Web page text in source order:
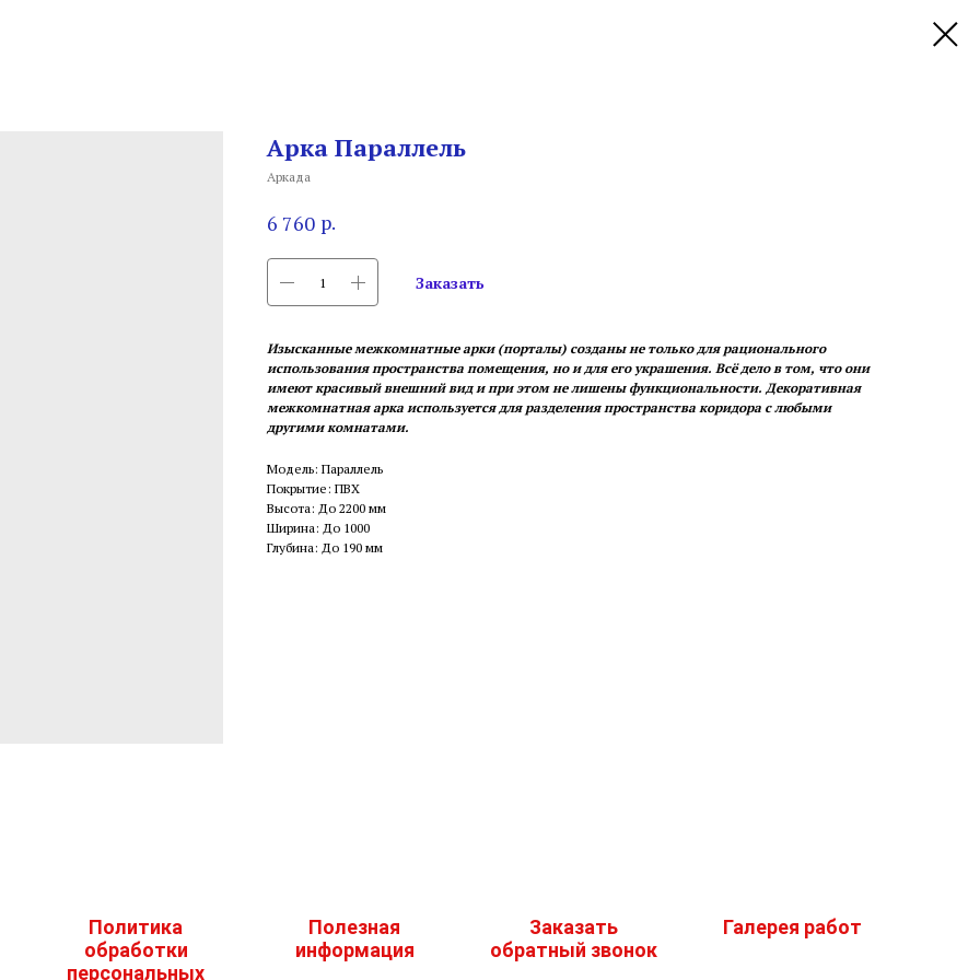
Арка Параллель
Аркада
6 760 р.
Заказать
Изысканные межкомнатные арки (порталы) созданы не только для рационального
использования пространства помещения, но и для его украшения. Всё дело в том, что они
имеют красивый внешний вид и при этом не лишены функциональности. Декоративная
межкомнатная арка используется для разделения пространства коридора с любыми
другими комнатами.
Модель: Параллель
Покрытие: ПВХ
Высота: До 2200 мм
Ширина: До 1000
Глубина: До 190 мм
Политика
обработки
персональных
Полезная
информация
Заказать
обратный звонок
Галерея работ